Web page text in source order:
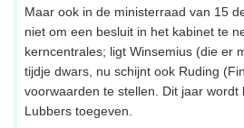
Maar ook in de ministerraad van 15
niet om een besluit in het kabinet te
kerncentrales; ligt Winsemius (die er
tijdje dwars, nu schijnt ook Ruding
voorwaarden te stellen. Dit jaar wordt
Lubbers toegeven.